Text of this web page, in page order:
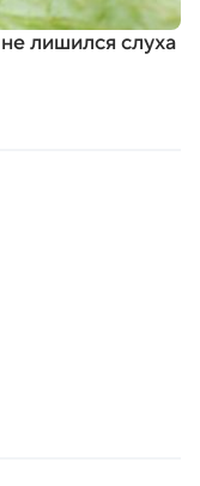
лишился слуха